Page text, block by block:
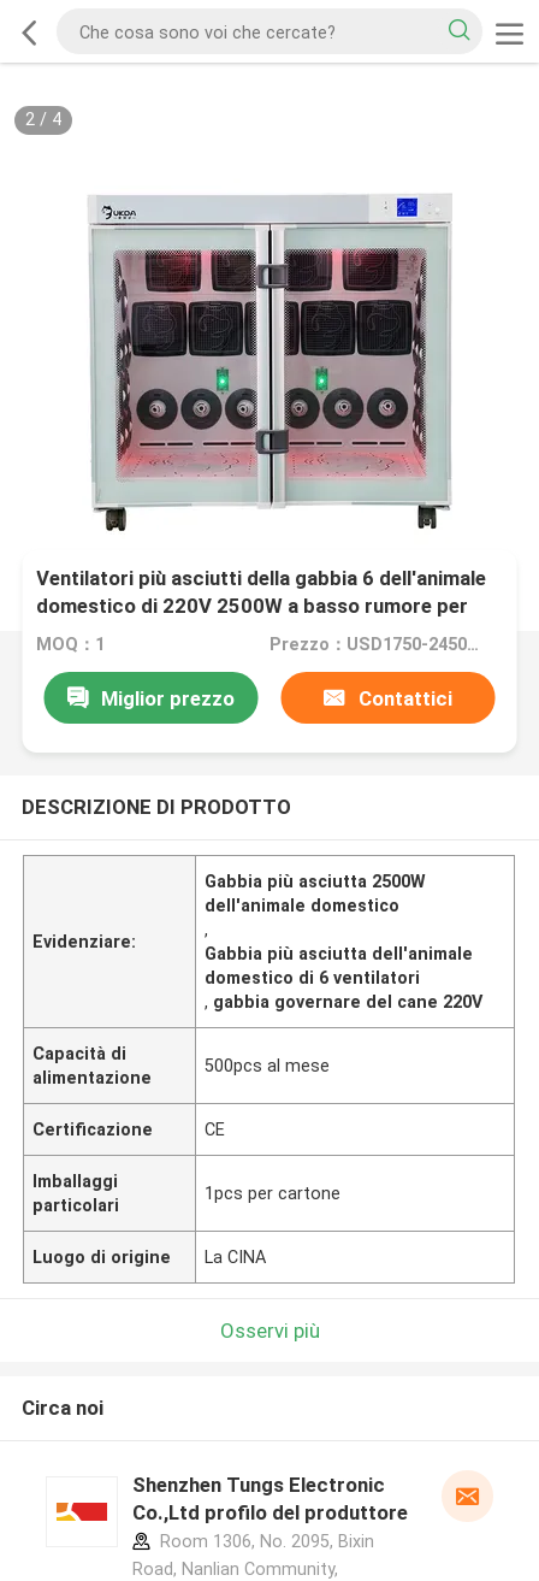
2/ 4
Ventilatori più asciutti della gabbia 6 dell'animale
domestico di 220V 2500W a basso rumore per
governare del cane
MOQ：1 Prezzo：USD1750-2450/pc
Miglior prezzo Contattici
DESCRIZIONE DI PRODOTTO
Evidenziare:
Gabbia più asciutta 2500W
dell'animale domestico
,
Gabbia più asciutta dell'animale
domestico di 6 ventilatori
, gabbia governare del cane 220V
Capacità di
alimentazione
500pcs al mese
Certificazione CE
Imballaggi
particolari
1pcs per cartone
Luogo di origine La CINA
Osservi più
Circa noi
Shenzhen Tungs Electronic
Co.,Ltd profilo del produttore
Room 1306, No. 2095, Bixin
Road, Nanlian Community,